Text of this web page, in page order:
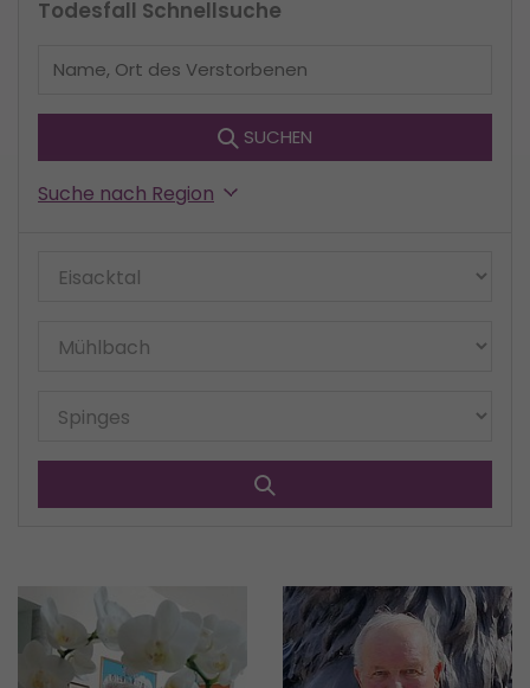
Todesfall Schnellsuche
SUCHEN
Suche nach Region